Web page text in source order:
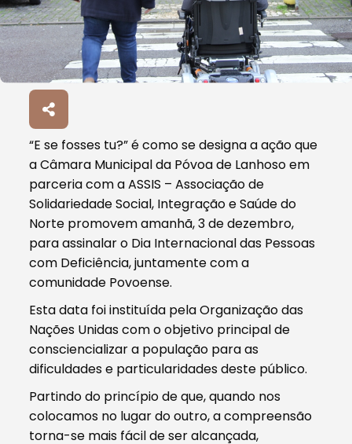
“E se fosses tu?” é como se designa a ação que
a Câmara Municipal da Póvoa de Lanhoso em
parceria com a ASSIS – Associação de
Solidariedade Social, Integração e Saúde do
Norte promovem amanhã, 3 de dezembro,
para assinalar o Dia Internacional das Pessoas
com Deficiência, juntamente com a
comunidade Povoense.
Esta data foi instituída pela Organização das
Nações Unidas com o objetivo principal de
consciencializar a população para as
dificuldades e particularidades deste público.
Partindo do princípio de que, quando nos
colocamos no lugar do outro, a compreensão
torna-se mais fácil de ser alcançada,